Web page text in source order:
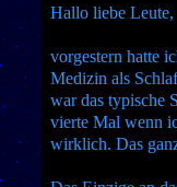
Hallo liebe Leute,
vorgestern hatte
Medizin als
war das typische
vierte Mal wenn
wirklich. Das